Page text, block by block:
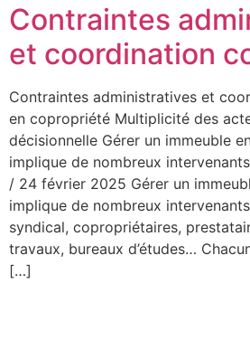
Contraintes
et coordination
Contraintes administratives et
en copropriété Multiplicité des
décisionnelle Gérer un immeuble
implique de nombreux
/ 24 février 2025 Gérer un
implique de nombreux
syndical, copropriétaires,
travaux, bureaux d’études…
[…]